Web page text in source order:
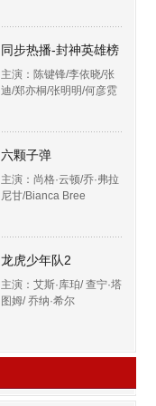
同步热播-封神英雄榜
主演：陈键锋/李依晓/张
迪/郑亦桐/张明明/何彦霓
六颗子弹
主演：尚格·云顿/乔·弗拉
尼甘/Bianca Bree
龙虎少年队2
主演：艾斯·库珀/ 查宁·塔
图姆/ 乔纳·希尔